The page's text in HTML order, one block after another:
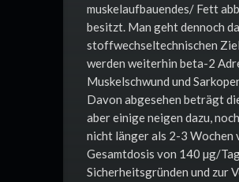
muskelaufbauendes/ Fett
besitzt. Man geht dennoch
stoffwechseltechnischen
werden weiterhin beta-2
Muskelschwund und
Davon abgesehen beträgt
aber einige neigen dazu,
nicht länger als 2-3 Wochen
Gesamtdosis von 140 µg/
Sicherheitsgründen und zur